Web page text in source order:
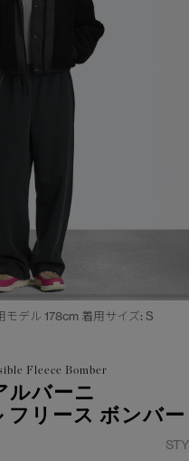
26 コレクション
26 コレクションLOOK
モデル
ース
ンジャパンTシャツ
ウェア
リー
ョン
26 コレクション
26 コレクションLOOK
モデル
ース
ンジャパンTシャツ
ウェア
リー
ョン
ョン
値を受け継いでいきます。
イブの希少なピースもご覧いただ
詳しく見る
下取り申請
モデル 178cm 着用サイズ: S
Fleece Bomber
ルバーニ
フリース ボンバー